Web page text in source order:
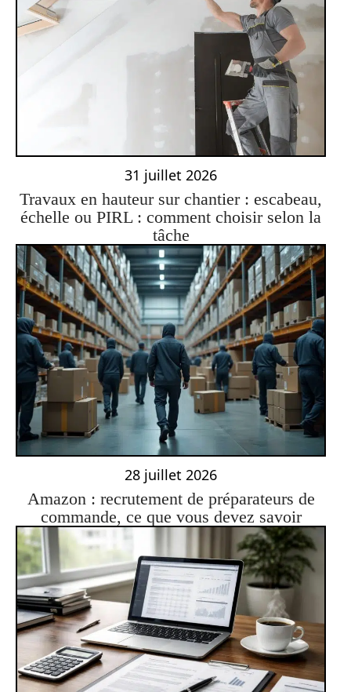
31 juillet 2026
Travaux en hauteur sur chantier : escabeau,
échelle ou PIRL : comment choisir selon la
tâche
28 juillet 2026
Amazon : recrutement de préparateurs de
commande, ce que vous devez savoir